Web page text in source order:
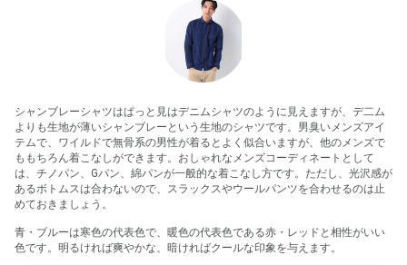
シャンブレーシャツはぱっと見はデニムシャツのように見えますが、デ二ム
よりも生地が薄いシャンブレーという生地のシャツです。男臭いメンズアイ
テムで、ワイルドで無骨系の男性が着るとよく似合いますが、他のメンズで
ももちろん着こなしができます。おしゃれなメンズコーディネートとして
は、チノパン、Gパン、綿パンが一般的な着こなし方です。ただし、光沢感が
あるボトムスは合わないので、スラックスやウールパンツを合わせるのは止
めておきましょう。
青・ブルーは寒色の代表色で、暖色の代表色である赤・レッドと相性がいい
色です。明るければ爽やかな、暗ければクールな印象を与えます。